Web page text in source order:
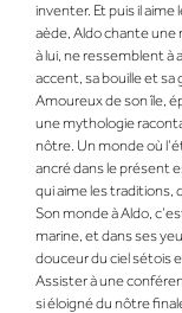
inventer. Et puis il
aède, Aldo chante une
à lui, ne ressemblent à
accent, sa bouille et sa
Amoureux de son île,
une mythologie
nôtre. Un monde où
ancré dans le présent
qui aime les traditions,
Son monde à Aldo,
marine, et dans ses
douceur du ciel sétois
Assister à une
si éloigné du nôtre